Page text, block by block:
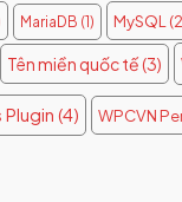
MariaDB (1) MySQL
Tên miền quốc tế(3)
(4) WPCVN